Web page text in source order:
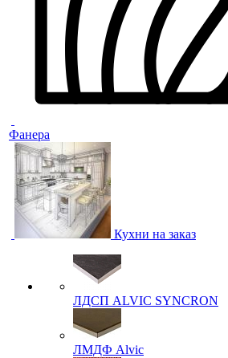
Фанера
Кухни на заказ
ЛДСП ALVIC SYNCRON
ЛМДФ Alvic